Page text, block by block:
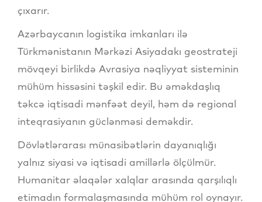
çıxarır.
Azərbaycanın logistika imkanları ilə
Türkmənistanın Mərkəzi Asiyadakı geostrateji
mövqeyi birlikdə Avrasiya nəqliyyat sisteminin
mühüm hissəsini təşkil edir. Bu əməkdaşlıq
təkcə iqtisadi mənfəət deyil, həm də regional
inteqrasiyanın güclənməsi deməkdir.
Dövlətlərarası münasibətlərin dayanıqlığı
yalnız siyasi və iqtisadi amillərlə ölçülmür.
Humanitar əlaqələr xalqlar arasında qarşılıqlı
etimadın formalaşmasında mühüm rol oynayır.